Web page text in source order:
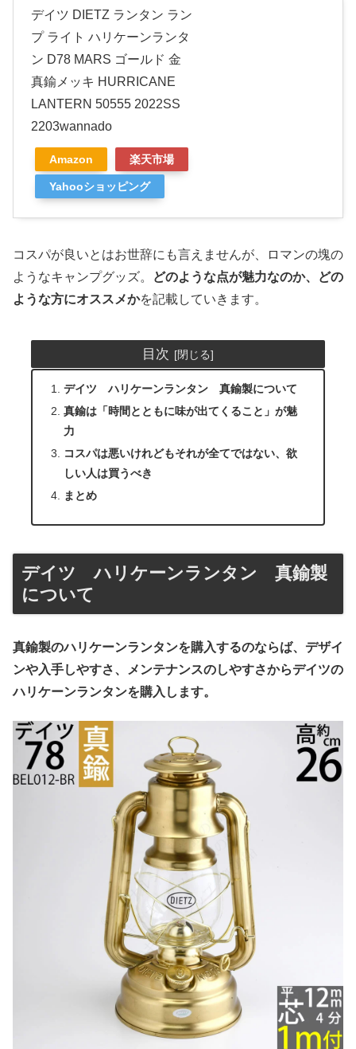
デイツ DIETZ ランタン ラン
プ ライト ハリケーンランタ
ン D78 MARS ゴールド 金
真鍮メッキ HURRICANE
LANTERN 50555 2022SS
2203wannado
Amazon 楽天市場
Yahooショッピング
コスパが良いとはお世辞にも言えませんが、ロマンの塊の
ようなキャンプグッズ。
どのような点が魅力なのか、どの
ような方にオススメかを記載していきます。
目次
デイツ ハリケーンランタン 真鍮製について
真鍮は「時間とともに味が出てくること」が魅
力
コスパは悪いけれどもそれが全てではない、欲
しい人は買うべき
まとめ
デイツ ハリケーンランタン 真鍮製
について
真鍮製のハリケーンランタンを購入するのならば、デザイ
ンや入手しやすさ、メンテナンスのしやすさからデイツの
ハリケーンランタンを購入します。